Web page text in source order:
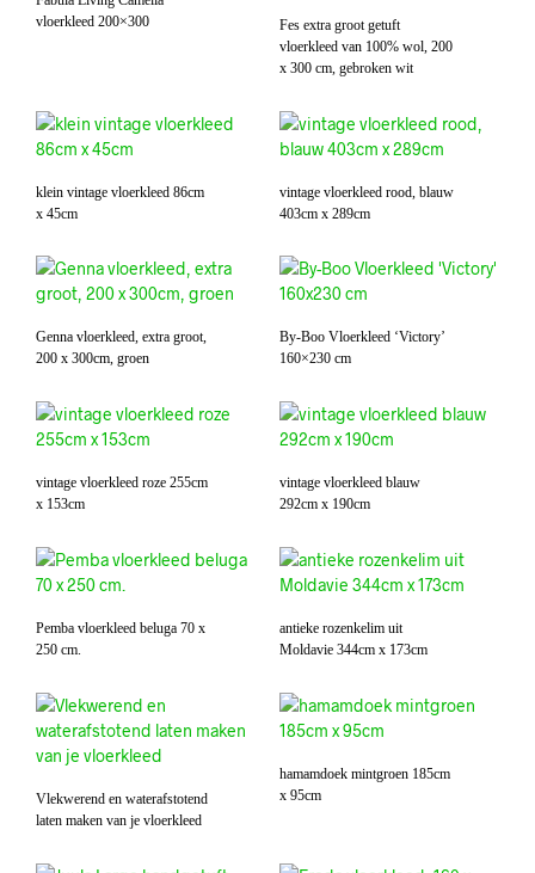
vloerkleed 200×300
Fes extra groot getuft
vloerkleed van 100% wol, 200
x 300 cm, gebroken wit
klein vintage vloerkleed 86cm
x 45cm
vintage vloerkleed rood, blauw
403cm x 289cm
Genna vloerkleed, extra groot,
200 x 300cm, groen
By-Boo Vloerkleed ‘Victory’
160×230 cm
vintage vloerkleed roze 255cm
x 153cm
vintage vloerkleed blauw
292cm x 190cm
Pemba vloerkleed beluga 70 x
250 cm.
antieke rozenkelim uit
Moldavie 344cm x 173cm
Vlekwerend en waterafstotend
laten maken van je vloerkleed
hamamdoek mintgroen 185cm
x 95cm